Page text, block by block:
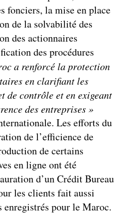
fonciers, la mise en place
de la solvabilité des
des actionnaires
des procédures
a renforcé la protection
en clarifiant les
de contrôle et en exigeant
des entreprises »
Les efforts du
de l’efficience de
de certains
en ligne ont été
d’un Crédit Bureau
les clients fait aussi
pour le Maroc.